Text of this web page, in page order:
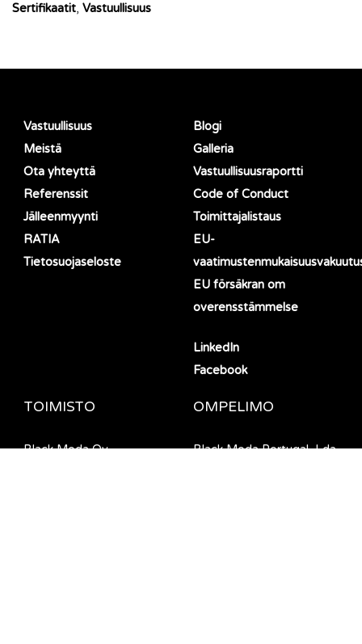
Sertifikaatit, Vastuullisuus
Vastuullisuus
Meistä
Ota yhteyttä
Referenssit
Jälleenmyynti
RATIA
Tietosuojaseloste
Blogi
Galleria
Vastuullisuusraportti
Code of Conduct
Toimittajalistaus
EU-
EU försäkran om
overensstämmelse
LinkedIn
Facebook
TOIMISTO
Black Moda Oy
OMPELIMO
Black Moda Portugal, Lda